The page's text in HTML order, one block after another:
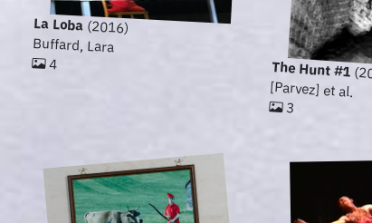
La Loba (2016)
Buffard, Lara
4 The Hunt #1
[Parvez] et al.
3